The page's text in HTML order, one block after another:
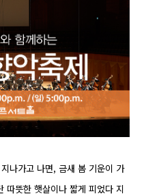
나가고 나면, 금새 봄 기운이 가
따뜻한 햇살이나 짧게 피었다 지